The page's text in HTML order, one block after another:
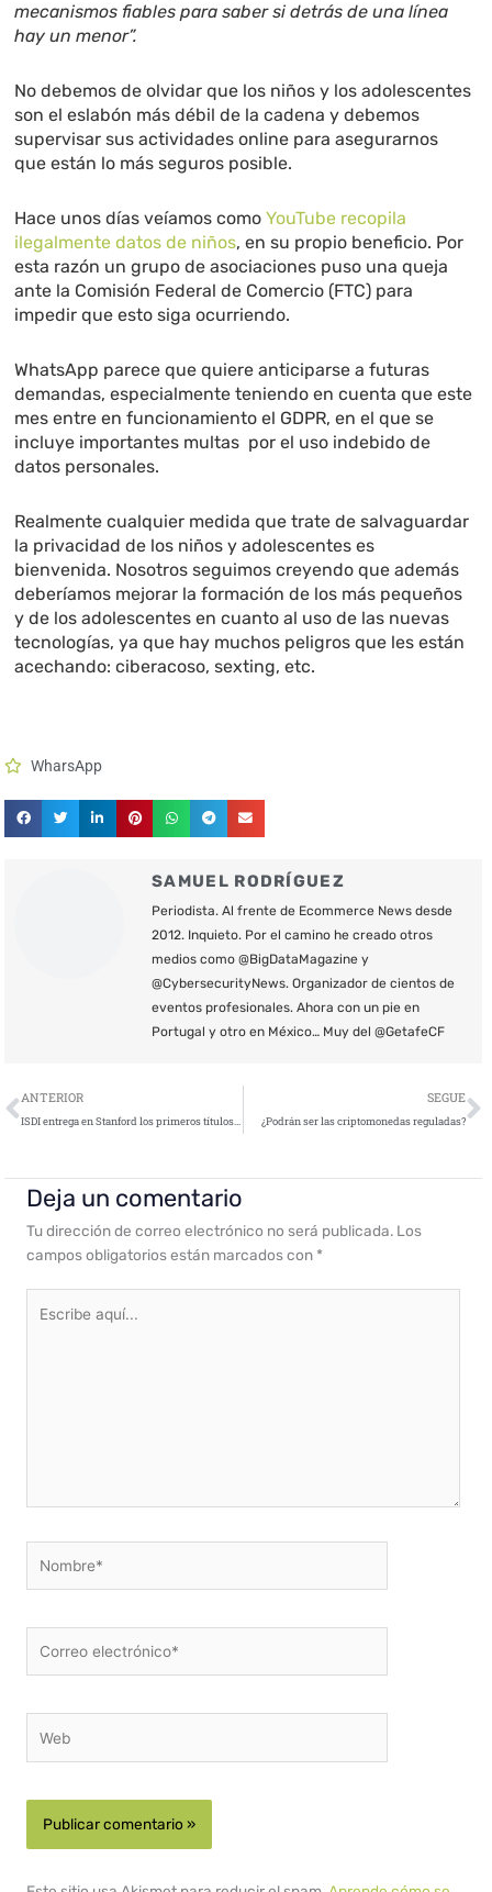
mecanismos fiables para saber si detrás de una línea
hay un menor”.
No debemos de olvidar que los niños y los adolescentes
son el eslabón más débil de la cadena y debemos
supervisar sus actividades online para asegurarnos
que están lo más seguros posible.
Hace unos días veíamos comoYouTube recopila
ilegalmente datos de niños, en su propio beneficio. Por
esta razón un grupo de asociaciones puso una queja
ante la Comisión Federal de Comercio (FTC) para
impedir que esto siga ocurriendo.
WhatsApp parece que quiere anticiparse a futuras
demandas, especialmente teniendo en cuenta que este
mes entre en funcionamiento el GDPR, en el que se
incluye importantes multas por el uso indebido de
datos personales.
Realmente cualquier medida que trate de salvaguardar
la privacidad de los niños y adolescentes es
bienvenida. Nosotros seguimos creyendo que además
deberíamos mejorar la formación de los más pequeños
y de los adolescentes en cuanto al uso de las nuevas
tecnologías, ya que hay muchos peligros que les están
acechando: ciberacoso, sexting, etc.
WharsApp
SAMUEL RODRÍGUEZ
Periodista. Al frente de Ecommerce News desde
2012. Inquieto. Por el camino he creado otros
medios como @BigDataMagazine y
@CybersecurityNews. Organizador de cientos de
eventos profesionales. Ahora con un pie en
Portugal y otro en México… Muy del @GetafeCF
Ant
ANTERIOR
ISDI entrega en Stanford los primeros títulos académicos validados a través de Blockchain
SEGUE
¿Podrán ser las criptomonedas reguladas?
Deja un comentario
Tu dirección de correo electrónico no será publicada. Los
campos obligatorios están marcados con *
aquí...
electrónico*